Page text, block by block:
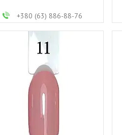
+380 (63) 886-88-76